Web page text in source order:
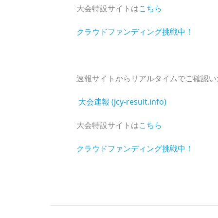
大会特設サイトはこちら
クラウドファンディング挑戦中！
速報サイトからリアルタイムでご確認い
大会速報 (jcy-result.info)
大会特設サイトはこちら
クラウドファンディング挑戦中！